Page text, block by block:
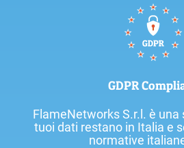
GDPR
FlameNetworks S.r.l. è una
tuoi dati restano in Italia e
normative